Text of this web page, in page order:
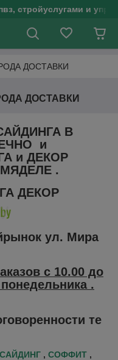
стройуслугами и
ДОСТАВКИ
ДОСТАВКИ
В
и
и ДЕКОР
.
ДЕКОР
ул. Мира
с 10.00 до
.
те
САЙДИНГ , СОФФИТ ,